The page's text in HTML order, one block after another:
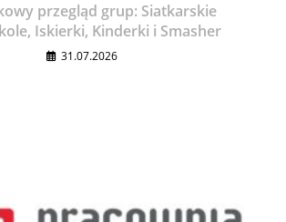
przegląd grup: Siatkarskie
Iskierki, Kinderki i Smasher
31.07.2026